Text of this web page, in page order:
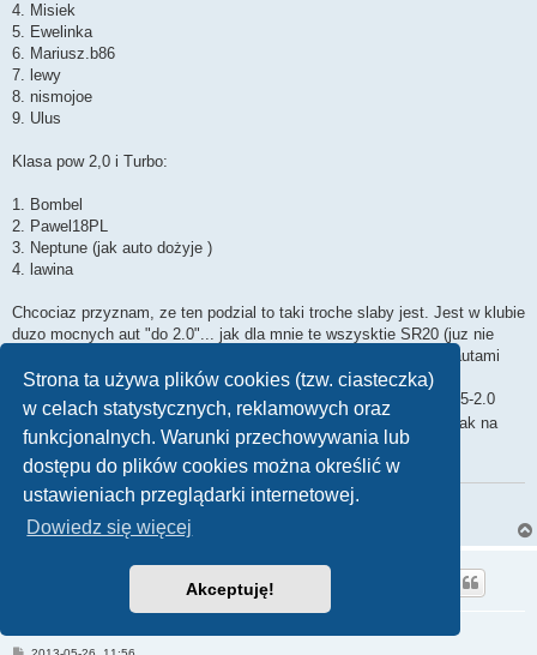
Strona ta używa plików cookies (tzw. ciasteczka)
w celach statystycznych, reklamowych oraz
funkcjonalnych. Warunki przechowywania lub
dostępu do plików cookies można określić w
ustawieniach przeglądarki internetowej.
Dowiedz się więcej
Akceptuję!
4. Misiek
5. Ewelinka
6. Mariusz.b86
7. lewy
8. nismojoe
9. Ulus
Klasa pow 2,0 i Turbo:
1. Bombel
2. Pawel18PL
3. Neptune (jak auto dożyje )
4. lawina
Chcociaz przyznam, ze ten podzial to taki troche slaby jest. Jest w klubie
duzo mocnych aut "do 2.0"... jak dla mnie te wszysktie SR20 (juz nie
mowiac o tym, ze jest kilka VE) moga spokojnie konkurowac z autami
>2.0 i turbo i napewno lepsze czasy wykreca. Za to klasa do 1.8
krzywdzi bardzo naslabsze auta... Ja bym zrobil klasy do 1.5, 1.5-2.0
(bez 2.0) i >=2.0 i turbo
No ale nic Tu liczy sie fun
I tak na
listach czasow kazdy bedzie widzial jak pojechal
..:: NISSAN MICRA K10 1.2 ::..